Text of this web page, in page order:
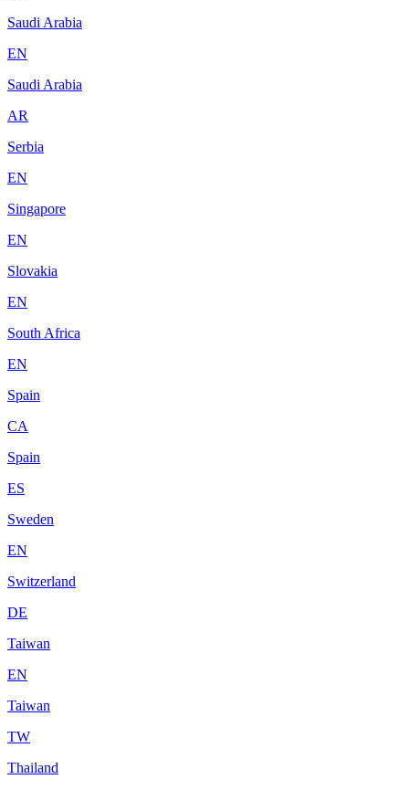
Saudi Arabia
EN
Saudi Arabia
AR
Serbia
EN
Singapore
EN
Slovakia
EN
South Africa
EN
Spain
CA
Spain
ES
Sweden
EN
Switzerland
DE
Taiwan
EN
Taiwan
TW
Thailand